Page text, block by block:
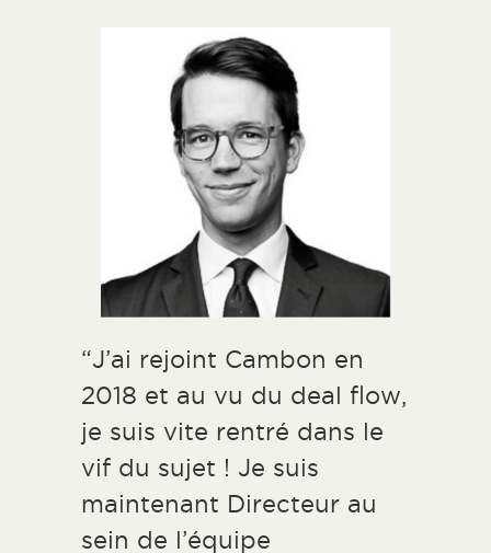
“J’ai rejoint Cambon en
2018 et au vu du deal flow,
je suis vite rentré dans le
vif du sujet ! Je suis
maintenant Directeur au
sein de l’équipe